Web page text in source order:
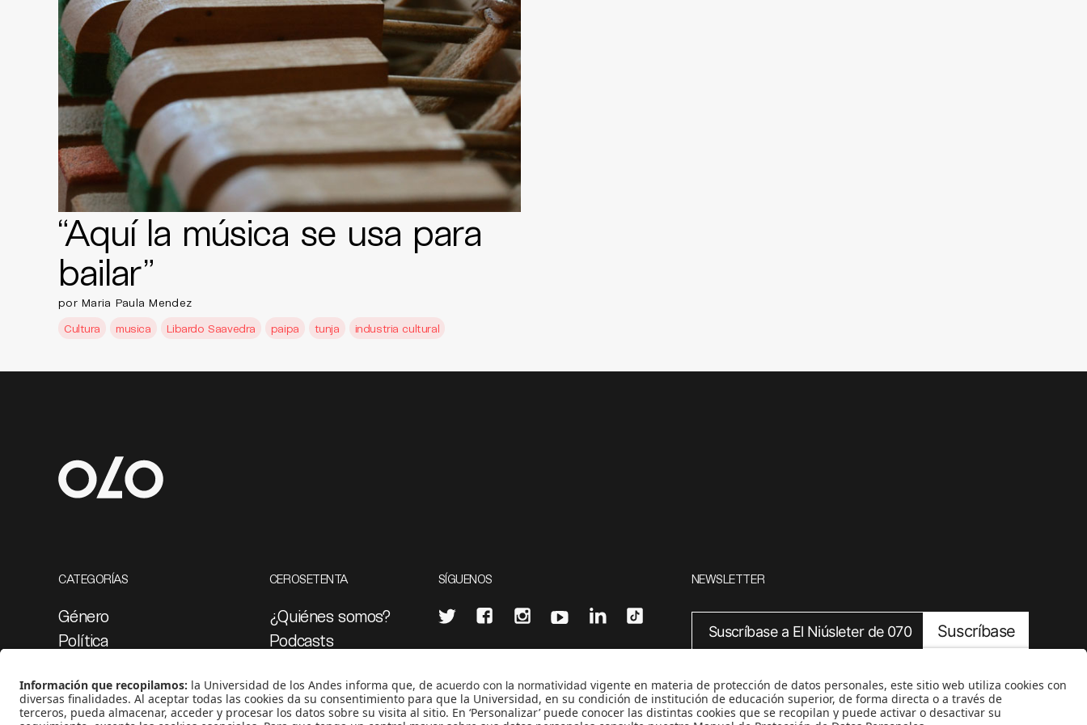
“Aquí la música se usa para
bailar”
por Maria Paula Mendez
Cultura
musica Libardo Saavedra paipa tunja industria cultural
CATEGORÍAS
Género
Política
Medio ambiente
Medios y periodismo
CEROSETENTA
¿Quiénes somos?
Podcasts
Proyectos 070
SÍGUENOS
CONTÁCTANOS
cerosetenta@uniandes.edu.co
NEWSLETTER
Suscríbase